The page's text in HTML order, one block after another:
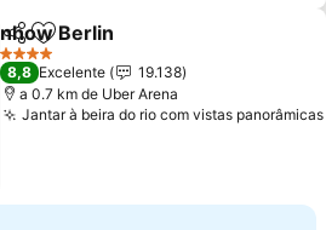
PartilharAdicionar aos favoritos
nhow Berlin
4 Estrelas
8,8 Excelente
19.138
a 0.7 km de Uber Arena
Jantar à beira do rio com vistas panorâmicas